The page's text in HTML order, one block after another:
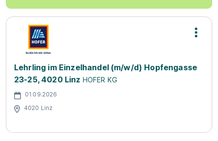
Lehrling im Einzelhandel (m/w/d) Hopfengasse
23-25, 4020 Linz HOFER KG
01.09.2026
4020 Linz